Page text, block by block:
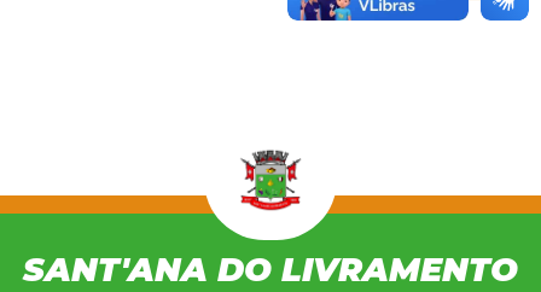
SANT'ANA DO LIVRAMENTO